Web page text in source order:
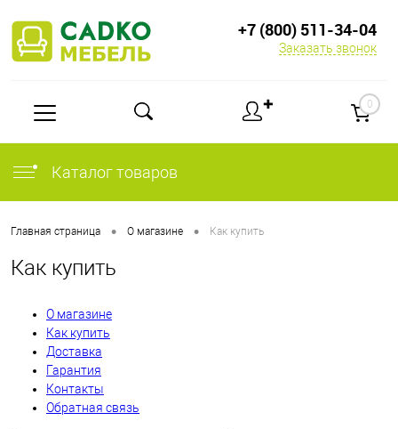
+7 (800) 511-34-04
Заказать звонок
✚ 0
Каталог товаров
Главная страница • О магазине • Как купить
Как купить
О магазине
Как купить
Доставка
Гарантия
Контакты
Обратная связь